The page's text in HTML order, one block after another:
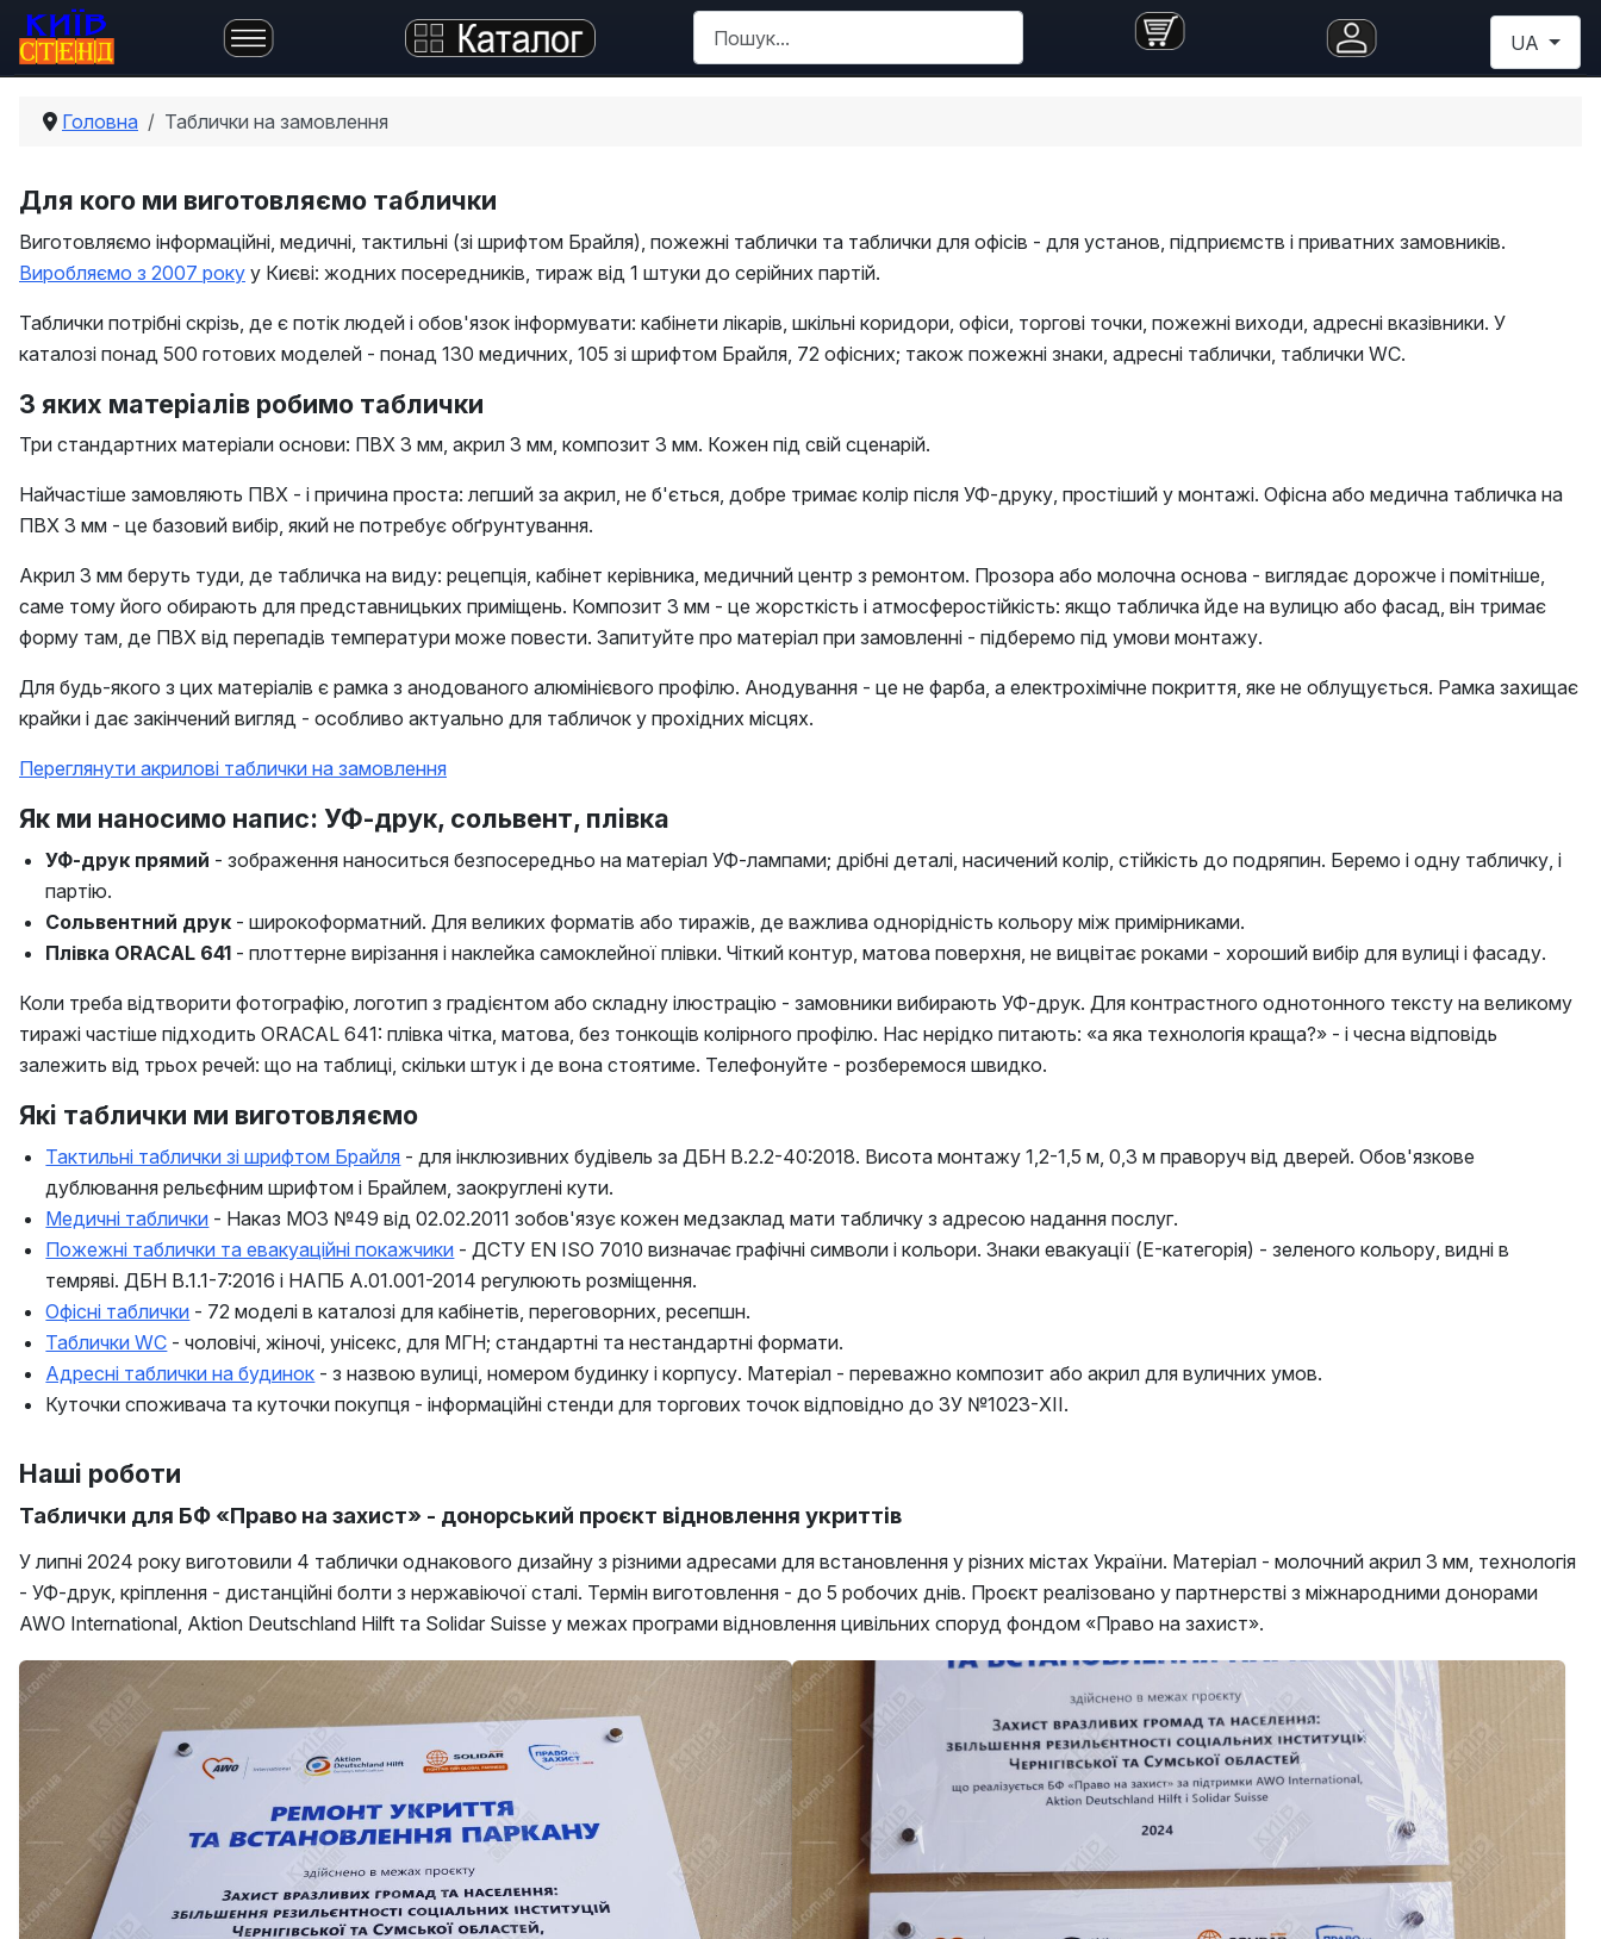
Оберіть
UA
Головна Таблички на замовлення
Для кого ми виготовляємо таблички
Виготовляємо інформаційні, медичні, тактильні (зі шрифтом Брайля), пожежні таблички та таблички для офісів - для установ, підприємств і приватних замовників.
Виробляємо з 2007 року у Києві: жодних посередників, тираж від 1 штуки до серійних партій.
Таблички потрібні скрізь, де є потік людей і обов'язок інформувати: кабінети лікарів, шкільні коридори, офіси, торгові точки, пожежні виходи, адресні вказівники. У
каталозі понад 500 готових моделей - понад 130 медичних, 105 зі шрифтом Брайля, 72 офісних; також пожежні знаки, адресні таблички, таблички WC.
З яких матеріалів робимо таблички
Три стандартних матеріали основи: ПВХ 3 мм, акрил 3 мм, композит 3 мм. Кожен під свій сценарій.
Найчастіше замовляють ПВХ - і причина проста: легший за акрил, не б'ється, добре тримає колір після УФ-друку, простіший у монтажі. Офісна або медична табличка на
ПВХ 3 мм - це базовий вибір, який не потребує обґрунтування.
Акрил 3 мм беруть туди, де табличка на виду: рецепція, кабінет керівника, медичний центр з ремонтом. Прозора або молочна основа - виглядає дорожче і помітніше,
саме тому його обирають для представницьких приміщень. Композит 3 мм - це жорсткість і атмосферостійкість: якщо табличка йде на вулицю або фасад, він тримає
форму там, де ПВХ від перепадів температури може повести. Запитуйте про матеріал при замовленні - підберемо під умови монтажу.
Для будь-якого з цих матеріалів є рамка з анодованого алюмінієвого профілю. Анодування - це не фарба, а електрохімічне покриття, яке не облущується. Рамка захищає
крайки і дає закінчений вигляд - особливо актуально для табличок у прохідних місцях.
Переглянути акрилові таблички на замовлення
Як ми наносимо напис: УФ-друк, сольвент, плівка
УФ-друк прямий - зображення наноситься безпосередньо на матеріал УФ-лампами; дрібні деталі, насичений колір, стійкість до подряпин. Беремо і одну табличку, і
партію.
Сольвентний друк - широкоформатний. Для великих форматів або тиражів, де важлива однорідність кольору між примірниками.
Плівка ORACAL 641 - плоттерне вирізання і наклейка самоклейної плівки. Чіткий контур, матова поверхня, не вицвітає роками - хороший вибір для вулиці і фасаду.
Коли треба відтворити фотографію, логотип з градієнтом або складну ілюстрацію - замовники вибирають УФ-друк. Для контрастного однотонного тексту на великому
тиражі частіше підходить ORACAL 641: плівка чітка, матова, без тонкощів колірного профілю. Нас нерідко питають: «а яка технологія краща?» - і чесна відповідь
залежить від трьох речей: що на таблиці, скільки штук і де вона стоятиме. Телефонуйте - розберемося швидко.
Які таблички ми виготовляємо
Тактильні таблички зі шрифтом Брайля - для інклюзивних будівель за ДБН В.2.2-40:2018. Висота монтажу 1,2-1,5 м, 0,3 м праворуч від дверей. Обов'язкове
дублювання рельєфним шрифтом і Брайлем, заокруглені кути.
Медичні таблички - Наказ МОЗ №49 від 02.02.2011 зобов'язує кожен медзаклад мати табличку з адресою надання послуг.
Пожежні таблички та евакуаційні покажчики - ДСТУ EN ISO 7010 визначає графічні символи і кольори. Знаки евакуації (E-категорія) - зеленого кольору, видні в
темряві. ДБН В.1.1-7:2016 і НАПБ А.01.001-2014 регулюють розміщення.
Офісні таблички - 72 моделі в каталозі для кабінетів, переговорних, ресепшн.
Таблички WC - чоловічі, жіночі, унісекс, для МГН; стандартні та нестандартні формати.
Адресні таблички на будинок - з назвою вулиці, номером будинку і корпусу. Матеріал - переважно композит або акрил для вуличних умов.
Куточки споживача та куточки покупця - інформаційні стенди для торгових точок відповідно до ЗУ №1023-XII.
Наші роботи
Таблички для БФ «Право на захист» - донорський проєкт відновлення укриттів
У липні 2024 року виготовили 4 таблички однакового дизайну з різними адресами для встановлення у різних містах України. Матеріал - молочний акрил 3 мм, технологія
- УФ-друк, кріплення - дистанційні болти з нержавіючої сталі. Термін виготовлення - до 5 робочих днів. Проєкт реалізовано у партнерстві з міжнародними донорами
AWO International, Aktion Deutschland Hilft та Solidar Suisse у межах програми відновлення цивільних споруд фондом «Право на захист».